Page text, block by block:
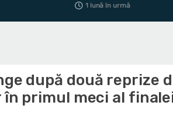
1 lună în urmă
după două reprize
în primul meci al